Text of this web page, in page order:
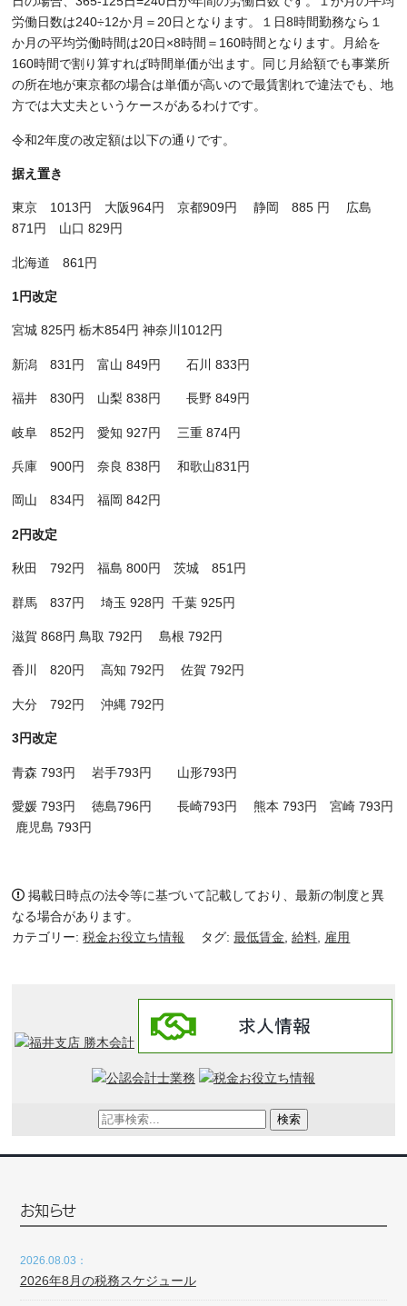
労働日数は240÷12か月＝20日となります。１日8時間勤務なら１
か月の平均労働時間は20日×8時間＝160時間となります。月給を
160時間で割り算すれば時間単価が出ます。同じ月給額でも事業所
の所在地が東京都の場合は単価が高いので最賃割れで違法でも、地
方では大丈夫というケースがあるわけです。
令和2年度の改定額は以下の通りです。
据え置き
東京 1013円 大阪964円 京都909円 静岡 885 円 広島
871円 山口 829円
北海道 861円
1円改定
宮城 825円 栃木854円 神奈川1012円
新潟 831円 富山 849円 石川 833円
福井 830円 山梨 838円 長野 849円
岐阜 852円 愛知 927円 三重 874円
兵庫 900円 奈良 838円 和歌山831円
岡山 834円 福岡 842円
2円改定
秋田 792円 福島 800円 茨城 851円
群馬 837円 埼玉 928円 千葉 925円
滋賀 868円 鳥取 792円 島根 792円
香川 820円 高知 792円 佐賀 792円
大分 792円 沖縄 792円
3円改定
青森 793円 岩手793円 山形793円
愛媛 793円 徳島796円 長崎793円 熊本 793円 宮崎 793円
鹿児島 793円
掲載日時点の法令等に基づいて記載しており、最新の制度と異
なる場合があります。
カテゴリー:税金お役立ち情報 タグ:最低賃金 ,給料 雇用
検索
お知らせ
2026.08.03：
2026年8月の税務スケジュール